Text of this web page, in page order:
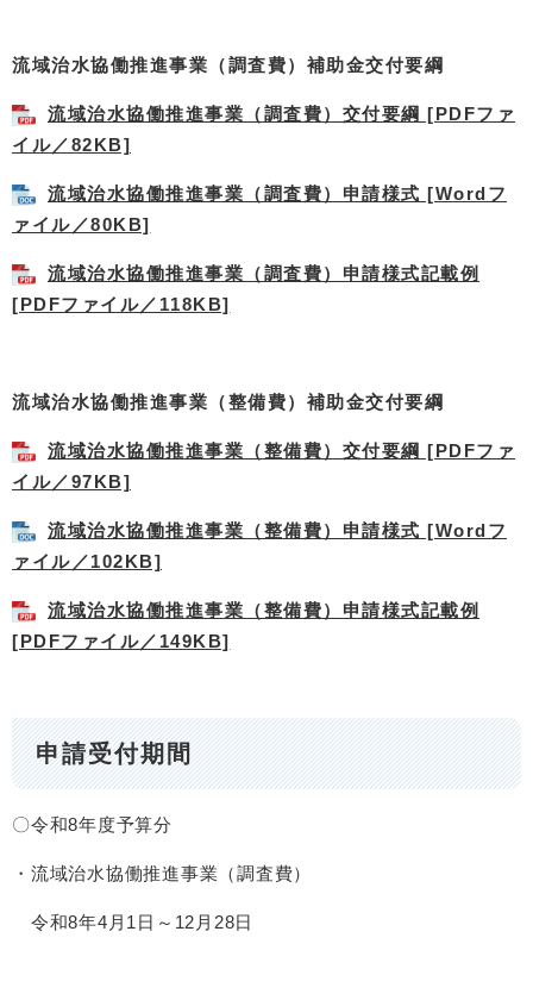
流域治水協働推進事業（調査費）補助金交付要綱
流域治水協働推進事業（調査費）交付要綱 [PDFファ
イル／82KB]
流域治水協働推進事業（調査費）申請様式 [Wordフ
ァイル／80KB]
流域治水協働推進事業（調査費）申請様式記載例
[PDFファイル／118KB]
流域治水協働推進事業（整備費）補助金交付要綱
流域治水協働推進事業（整備費）交付要綱 [PDFファ
イル／97KB]
流域治水協働推進事業（整備費）申請様式 [Wordフ
ァイル／102KB]
流域治水協働推進事業（整備費）申請様式記載例
[PDFファイル／149KB]
申請受付期間
〇令和8年度予算分
・流域治水協働推進事業（調査費）
令和8年4月1日～12月28日